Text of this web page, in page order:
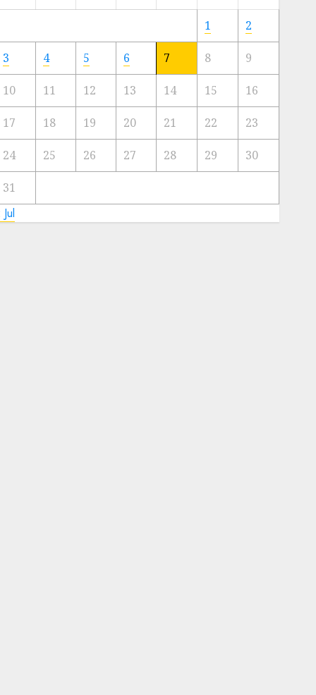
Artis
Kota
23/11/2024
0
1 2
3 4 5 6 7 8 9
10 11 12 13 14 15 16
17 18 19 20 21 22 23
24 25 26 27 28 29 30
31